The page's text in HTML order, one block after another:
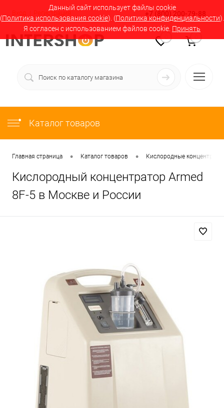
Данный сайт использует файлы cookie
(Политика использования cookie). (Политика конфиденциальности).
Я согласен с использованием файлов cookie. Принять
Вход Регистрация +7 (800) 200-79-88
Каталог товаров
Главная страница • Каталог товаров • Кислородные
Кислородный концентратор Armed
8F-5 в Москве и России